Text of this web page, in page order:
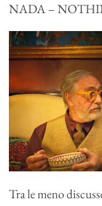
NADA –
Tra le meno